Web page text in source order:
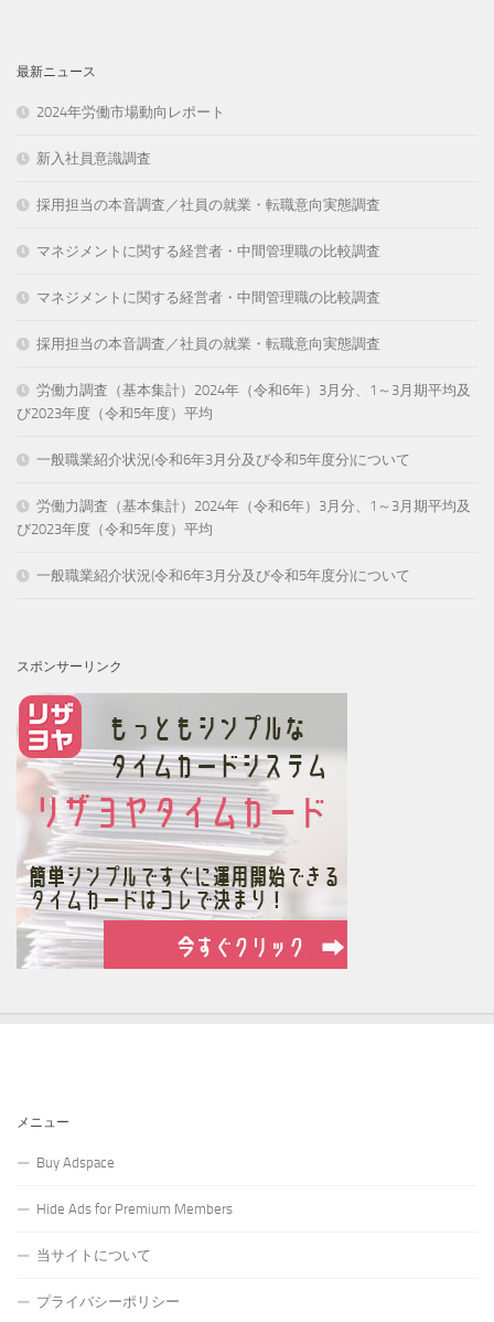
最新ニュース
2024年労働市場動向レポート
新入社員意識調査
採用担当の本音調査／社員の就業・転職意向実態調査
マネジメントに関する経営者・中間管理職の比較調査
マネジメントに関する経営者・中間管理職の比較調査
採用担当の本音調査／社員の就業・転職意向実態調査
労働力調査（基本集計）2024年（令和6年）3月分、1～3月期平均及
び2023年度（令和5年度）平均
一般職業紹介状況(令和6年3月分及び令和5年度分)について
労働力調査（基本集計）2024年（令和6年）3月分、1～3月期平均及
び2023年度（令和5年度）平均
一般職業紹介状況(令和6年3月分及び令和5年度分)について
スポンサーリンク
メニュー
Buy Adspace
Hide Ads for Premium Members
当サイトについて
プライバシーポリシー